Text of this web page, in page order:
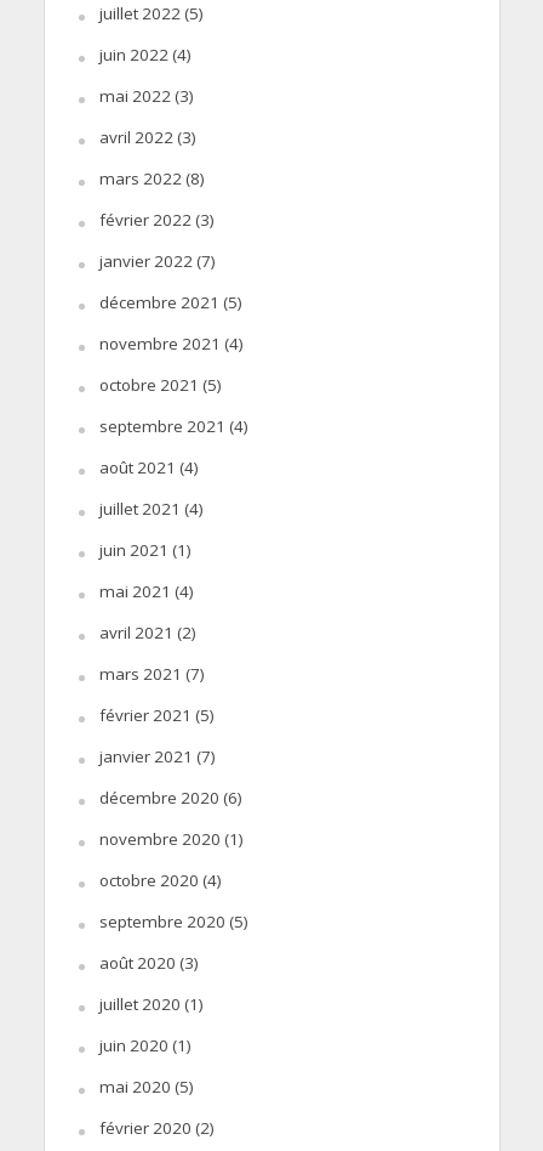
juillet 2022(5)
juin 2022(4)
mai 2022(3)
avril 2022(3)
mars 2022(8)
février 2022(3)
janvier 2022(7)
décembre 2021 (5)
novembre 2021 (4)
octobre 2021 (5)
septembre 2021 (4)
août 2021 (4)
juillet 2021 (4)
juin 2021 (1)
mai 2021 (4)
avril 2021 (2)
mars 2021 (7)
février 2021 (5)
janvier 2021 (7)
décembre 2020 (6)
novembre 2020 (1)
octobre 2020 (4)
septembre 2020 (5)
août 2020 (3)
juillet 2020 (1)
juin 2020 (1)
mai 2020 (5)
février 2020 (2)